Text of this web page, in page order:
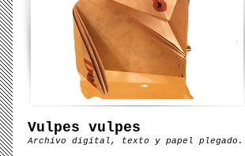
Vulpes vulpes​
Archivo digital, texto y papel plegado.